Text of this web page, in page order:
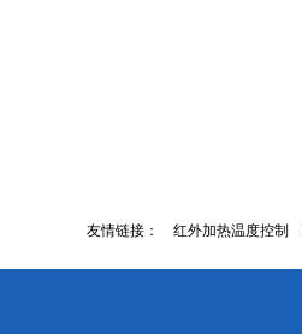
友情链接： 红外加热温度控制